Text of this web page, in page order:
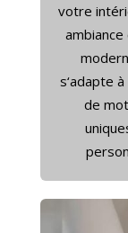
votre
s‘adapte
de